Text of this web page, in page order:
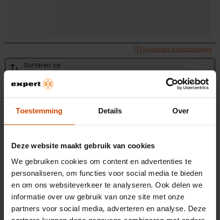
Toestemming Details Over
Deze website maakt gebruik van cookies
We gebruiken cookies om content en advertenties te
personaliseren, om functies voor social media te bieden
en om ons websiteverkeer te analyseren. Ook delen we
informatie over uw gebruik van onze site met onze
partners voor social media, adverteren en analyse. Deze
Breedte inclusief verpakking 370 mm
Belangrijkste kleur van het
product
Zwart
Uitvoering
signaleringselementen
Lengte elektriciteitssnoer 110 cm
Nisdiepte 490 mm
Frequentie 50; 60
Regionale beoordelingen
Geef een popup weer met informatie
Sorteren op
van
Beoordelingen.
Regionale beoordelingen
4 van 5 sterren.
Mooie aanvulling
EEN JAAR GELEDEN